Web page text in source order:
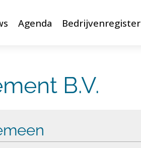
Agenda Bedrijvenregister
B.V.